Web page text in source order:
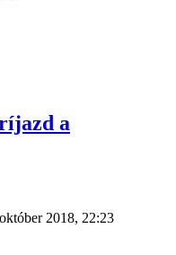
a
2018, 22:23